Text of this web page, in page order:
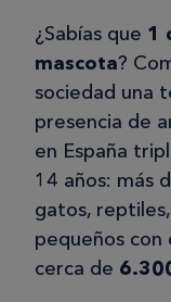
¿Sabías que 1
mascota?
sociedad una
presencia de
en España
14 años: más
gatos,
pequeños con
cerca de